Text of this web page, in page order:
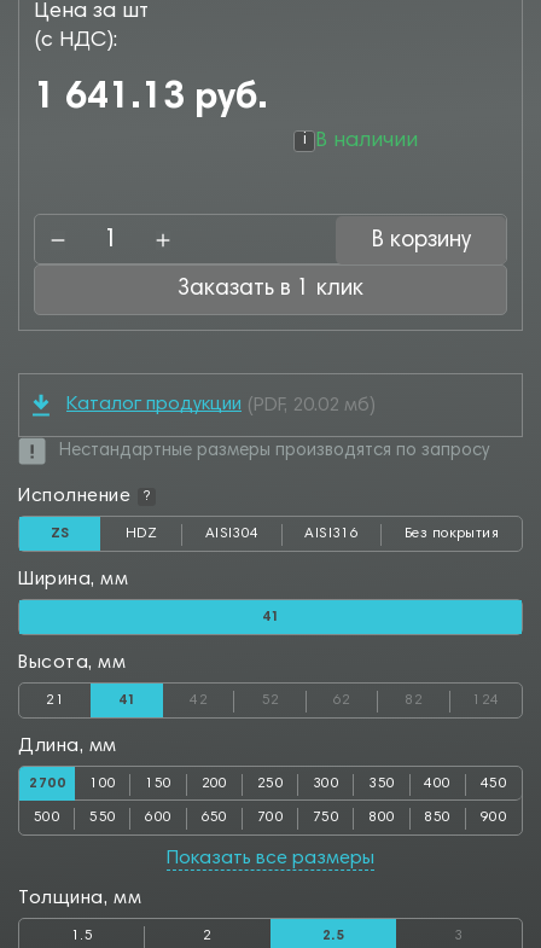
Цена за шт
(с НДС):
1 641.13 руб.
В наличии
i
В корзину
Заказать в 1 клик
Каталог продукции (PDF, 20.02 мб)
Нестандартные размеры производятся по запросу
Исполнение ?
ZS HDZ AISI304 AISI316 Без покрытия
Ширина, мм
41
Высота, мм
21 41 42 52 62 82 124
Длина, мм
2700 100 150 200 250 300 350 400 450
500 550 600 650 700 750 800 850 900
1050 1100 1150 1200 1250
1850 1900 1950 2000 2050 2100 2150 2200 2250
Показать все размеры
Толщина, мм
1.5 2 2.5 3